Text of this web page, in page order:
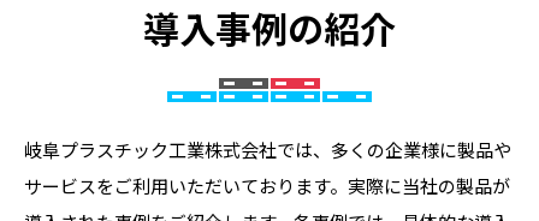
導入事例の紹介
岐阜プラスチック工業株式会社では、多くの企業様に製品や
サービスをご利用いただいております。実際に当社の製品が